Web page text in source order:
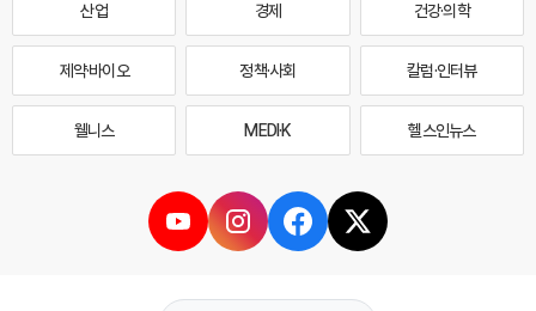
산업 경제 건강·의학
제약·바이오 정책·사회 칼럼·인터뷰
웰니스 MEDI·K 헬스인뉴스